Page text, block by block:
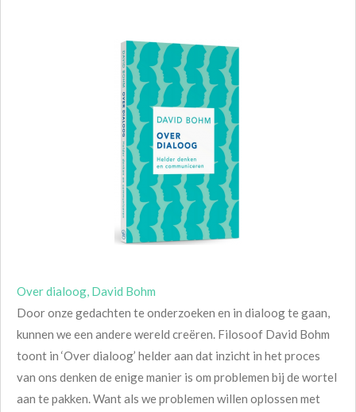
Over dialoog, David Bohm
Door onze gedachten te onderzoeken en in dialoog te gaan,
kunnen we een andere wereld creëren. Filosoof David Bohm
toont in ‘Over dialoog’ helder aan dat inzicht in het proces
van ons denken de enige manier is om problemen bij de wortel
aan te pakken. Want als we problemen willen oplossen met